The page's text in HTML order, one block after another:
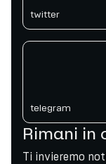
twitter
telegram
Rimani in
Ti invieremo